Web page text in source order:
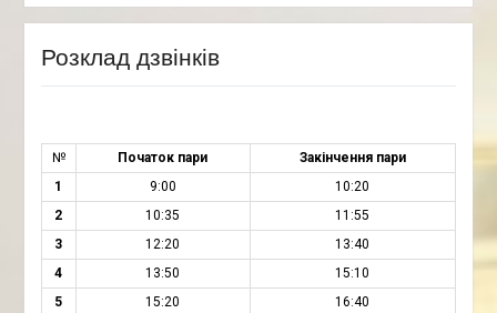
Розклад дзвінків
№ Початок пари
Закінчення пари
1
9:00
10:20
2
10:35
11:55
3
12:20
13:40
4
13:50
15:10
5
15:20
16:40